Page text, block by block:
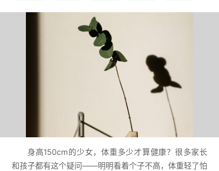
身高150cm的少女，体重多少才算健康？很多家长
和孩子都有这个疑问——明明看着个子不高，体重轻了怕